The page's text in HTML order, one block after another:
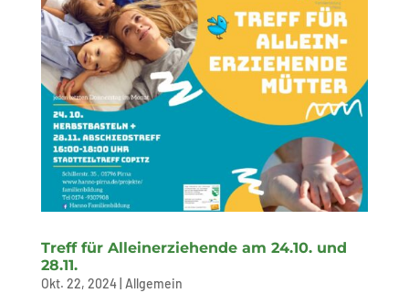
Treff für Alleinerziehende am 24.10. und
28.11.
Okt. 22, 2024| Allgemein